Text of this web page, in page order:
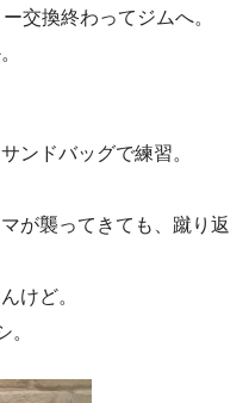
交換終わってジムへ。
ンドバッグで練習。
が襲ってきても、蹴り返
けど。
。